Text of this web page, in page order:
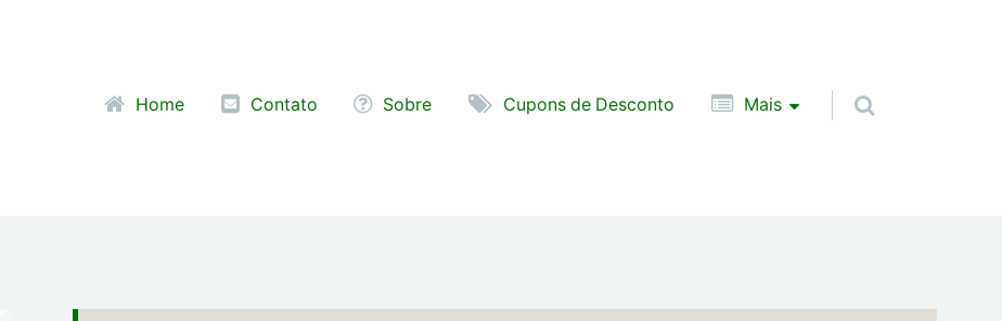
Pular para o conteúdo
Home Contato Sobre Cupons de Desconto Mais